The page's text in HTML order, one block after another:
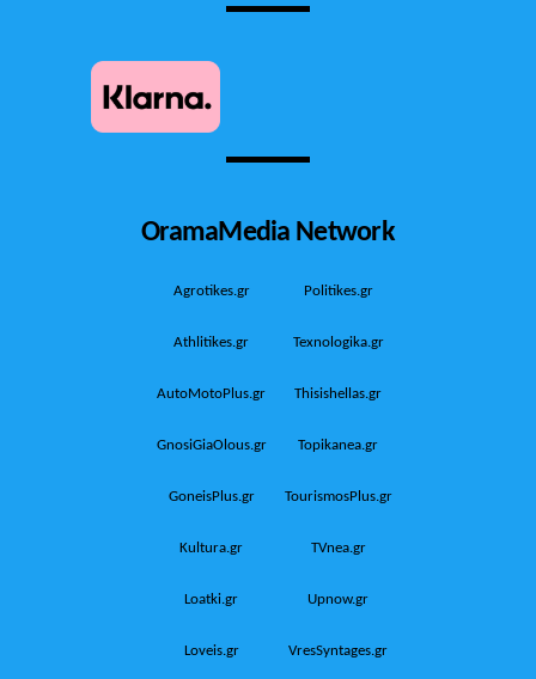
OramaMedia Network
Agrotikes.gr Politikes.gr
Athlitikes.gr Texnologika.gr
AutoMotoPlus.gr Thisishellas.gr
GnosiGiaOlous.gr Topikanea.gr
GoneisPlus.gr TourismosPlus.gr
Kultura.gr TVnea.gr
Loatki.gr Upnow.gr
Loveis.gr VresSyntages.gr